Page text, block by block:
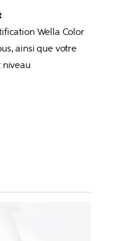
Wella Color
ainsi que votre
niveau